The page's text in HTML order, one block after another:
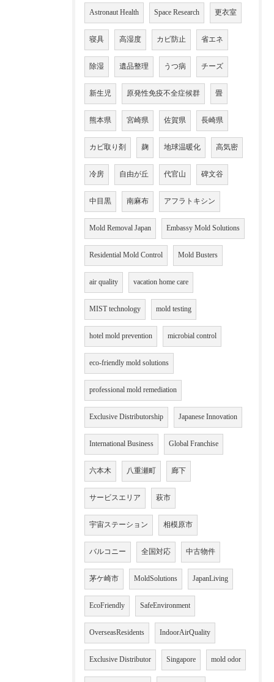
Astronaut Health Space Research 更衣室
寝具 高湿度 カビ防止 省エネ
除湿 遺品整理 うつ病 チーズ
新生児 原発性免疫不全症候群 畳
熊本県 宮崎県 佐賀県 長崎県
カビ取り剤 麹 地球温暖化 高気密
冷房 自由が丘 代官山 碑文谷
中目黒 南麻布 アフラトキシン
Mold Removal Japan Embassy Mold Solutions
Residential Mold Control Mold Busters
air quality vacation home care
MIST technology mold testing
hotel mold prevention microbial control
eco-friendly mold solutions
professional mold remediation
Exclusive Distributorship Japanese Innovation
International Business Global Franchise
六本木 八重瀬町 廊下
サービスエリア 萩市
宇宙ステーション 相模原市
バルコニー 全国対応 中古物件
茅ケ崎市 MoldSolutions JapanLiving
EcoFriendly SafeEnvironment
OverseasResidents IndoorAirQuality
Exclusive Distributor Singapore mold odor